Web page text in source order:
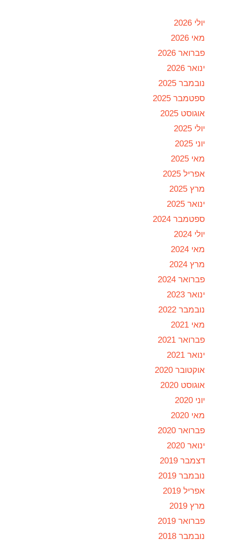
יולי 2026
מאי 2026
פברואר 2026
ינואר 2026
נובמבר 2025
ספטמבר 2025
אוגוסט 2025
יולי 2025
יוני 2025
מאי 2025
אפריל 2025
מרץ 2025
ינואר 2025
ספטמבר 2024
יולי 2024
מאי 2024
מרץ 2024
פברואר 2024
ינואר 2023
נובמבר 2022
מאי 2021
פברואר 2021
ינואר 2021
אוקטובר 2020
אוגוסט 2020
יוני 2020
מאי 2020
פברואר 2020
ינואר 2020
דצמבר 2019
נובמבר 2019
אפריל 2019
מרץ 2019
פברואר 2019
נובמבר 2018